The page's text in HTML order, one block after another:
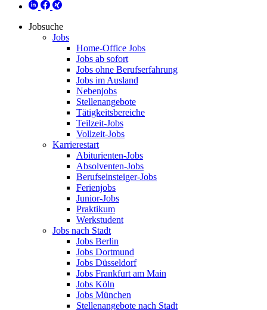
Jobsuche
Jobs
Home-Office Jobs
Jobs ab sofort
Jobs ohne Berufserfahrung
Jobs im Ausland
Nebenjobs
Stellenangebote
Tätigkeitsbereiche
Teilzeit-Jobs
Vollzeit-Jobs
Karrierestart
Abiturienten-Jobs
Absolventen-Jobs
Berufseinsteiger-Jobs
Ferienjobs
Junior-Jobs
Praktikum
Werkstudent
Jobs nach Stadt
Jobs Berlin
Jobs Dortmund
Jobs Düsseldorf
Jobs Frankfurt am Main
Jobs Köln
Jobs München
Stellenangebote nach Stadt